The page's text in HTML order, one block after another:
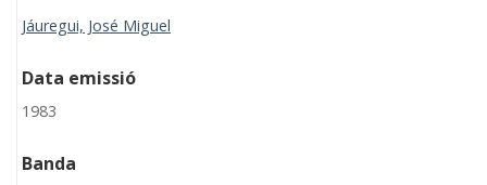
Jáuregui, José Miguel
Data emissió
1983
Banda